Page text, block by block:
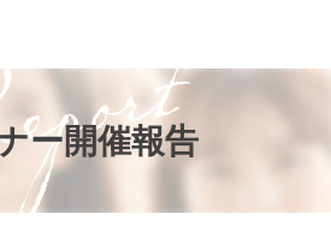
て得するお金のお話
族の未来を考える会®
参加者の声
ー開催報告